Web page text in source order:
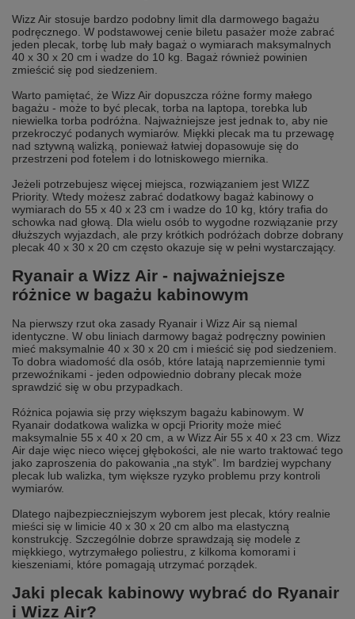
Wizz Air stosuje bardzo podobny limit dla darmowego bagażu
podręcznego. W podstawowej cenie biletu pasażer może zabrać
jeden plecak, torbę lub mały bagaż o wymiarach maksymalnych
40 x 30 x 20 cm i wadze do 10 kg. Bagaż również powinien
zmieścić się pod siedzeniem.
Warto pamiętać, że Wizz Air dopuszcza różne formy małego
bagażu - może to być plecak, torba na laptopa, torebka lub
niewielka torba podróżna. Najważniejsze jest jednak to, aby nie
przekroczyć podanych wymiarów. Miękki plecak ma tu przewagę
nad sztywną walizką, ponieważ łatwiej dopasowuje się do
przestrzeni pod fotelem i do lotniskowego miernika.
Jeżeli potrzebujesz więcej miejsca, rozwiązaniem jest WIZZ
Priority. Wtedy możesz zabrać dodatkowy bagaż kabinowy o
wymiarach do 55 x 40 x 23 cm i wadze do 10 kg, który trafia do
schowka nad głową. Dla wielu osób to wygodne rozwiązanie przy
dłuższych wyjazdach, ale przy krótkich podróżach dobrze dobrany
plecak 40 x 30 x 20 cm często okazuje się w pełni wystarczający.
Ryanair a Wizz Air - najważniejsze
różnice w bagażu kabinowym
Na pierwszy rzut oka zasady Ryanair i Wizz Air są niemal
identyczne. W obu liniach darmowy bagaż podręczny powinien
mieć maksymalnie 40 x 30 x 20 cm i mieścić się pod siedzeniem.
To dobra wiadomość dla osób, które latają naprzemiennie tymi
przewoźnikami - jeden odpowiednio dobrany plecak może
sprawdzić się w obu przypadkach.
Różnica pojawia się przy większym bagażu kabinowym. W
Ryanair dodatkowa walizka w opcji Priority może mieć
maksymalnie 55 x 40 x 20 cm, a w Wizz Air 55 x 40 x 23 cm. Wizz
Air daje więc nieco więcej głębokości, ale nie warto traktować tego
jako zaproszenia do pakowania „na styk”. Im bardziej wypchany
plecak lub walizka, tym większe ryzyko problemu przy kontroli
wymiarów.
Dlatego najbezpieczniejszym wyborem jest plecak, który realnie
mieści się w limicie 40 x 30 x 20 cm albo ma elastyczną
konstrukcję. Szczególnie dobrze sprawdzają się modele z
miękkiego, wytrzymałego poliestru, z kilkoma komorami i
kieszeniami, które pomagają utrzymać porządek.
Jaki plecak kabinowy wybrać do Ryanair
i Wizz Air?